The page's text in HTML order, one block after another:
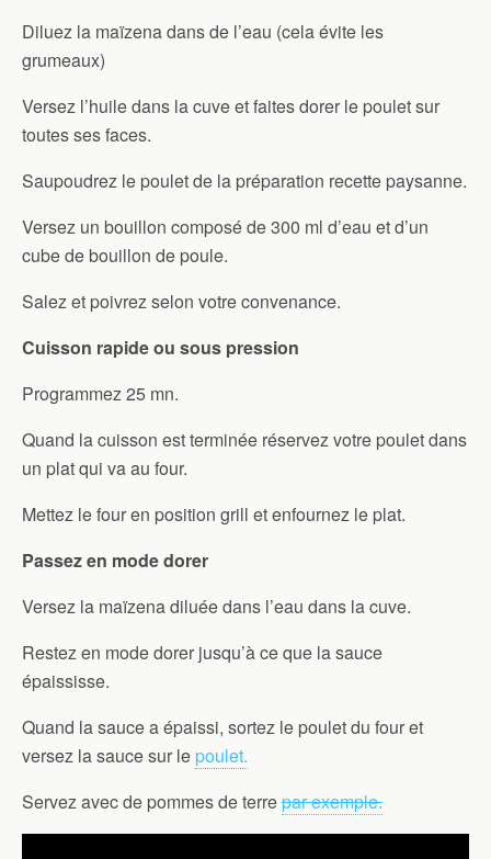
Diluez la maïzena dans de l’eau (cela évite les
grumeaux)
Versez l’huile dans la cuve et faites dorer le poulet sur
toutes ses faces.
Saupoudrez le poulet de la préparation recette paysanne.
Versez un bouillon composé de 300 ml d’eau et d’un
cube de bouillon de poule.
Salez et poivrez selon votre convenance.
Cuisson rapide ou sous pression
Programmez 25 mn.
Quand la cuisson est terminée réservez votre poulet dans
un plat qui va au four.
Mettez le four en position grill et enfournez le plat.
Passez en mode dorer
Versez la maïzena diluée dans l’eau dans la cuve.
Restez en mode dorer jusqu’à ce que la sauce
épaississe.
Quand la sauce a épaissi, sortez le poulet du four et
versez la sauce sur lepoulet.
Servez avec de pommes de terrepar exemple.